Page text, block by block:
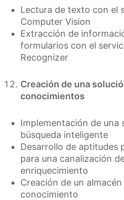
Lectura de texto con el
Computer Vision
Extracción de
formularios con el
Recognizer
Creación de una
conocimientos
Implementación de una
búsqueda inteligente
Desarrollo de aptitudes
para una canalización
enriquecimiento
Creación de un almacén
conocimiento